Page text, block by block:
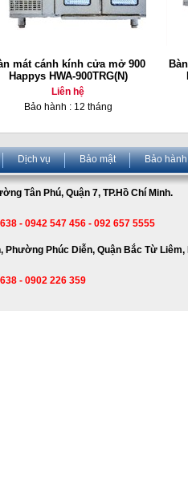
mát cánh kính cửa mở 900
Happys HWA-900TRG(N)
Liên hệ
Bảo hành : 12 tháng
Dịch vụ Bảo mật Bảo hành
Tân Phú, Quận 7, TP.Hồ Chí Minh.
- 0942 547 456 - 092 657 5555
Phúc Diễn, Quận Bắc Từ Liêm,
- 0902 226 359